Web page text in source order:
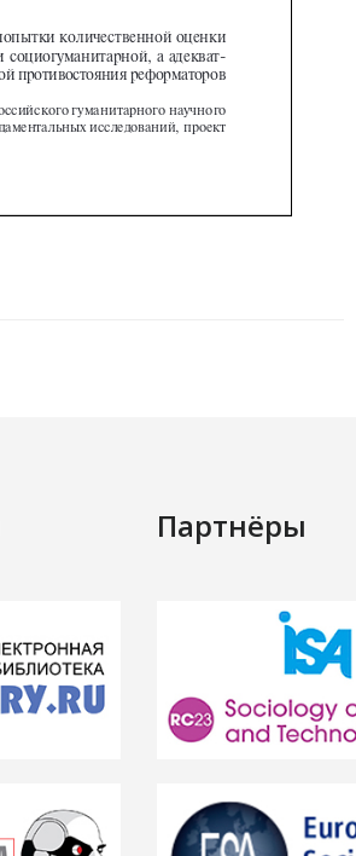
Партнёры